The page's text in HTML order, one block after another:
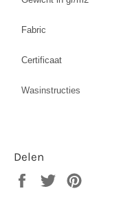
Fabric
Certificaat
Wasinstructies
Delen
Delen
Twitteren